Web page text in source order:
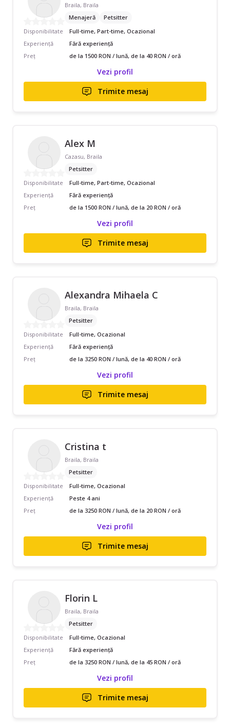
Braila, Braila
Menajeră
Petsitter
Disponibilitate
Full-time, Part-time, Ocazional
Experiență
Fără experiență
Preț
de la 1500 RON / lună, de la 40 RON / oră
Vezi profil
Trimite mesaj
Alex M
Cazasu, Braila
Petsitter
Disponibilitate
Full-time, Part-time, Ocazional
Experiență
Fără experiență
Preț
de la 1500 RON / lună, de la 20 RON / oră
Vezi profil
Trimite mesaj
Alexandra Mihaela C
Braila, Braila
Petsitter
Disponibilitate
Full-time, Ocazional
Experiență
Fără experiență
Preț
de la 3250 RON / lună, de la 40 RON / oră
Vezi profil
Trimite mesaj
Cristina t
Braila, Braila
Petsitter
Disponibilitate
Full-time, Ocazional
Experiență
Peste 4 ani
Preț
de la 3250 RON / lună, de la 20 RON / oră
Vezi profil
Trimite mesaj
Florin L
Braila, Braila
Petsitter
Disponibilitate
Full-time, Ocazional
Experiență
Fără experiență
Preț
de la 3250 RON / lună, de la 45 RON / oră
Vezi profil
Trimite mesaj